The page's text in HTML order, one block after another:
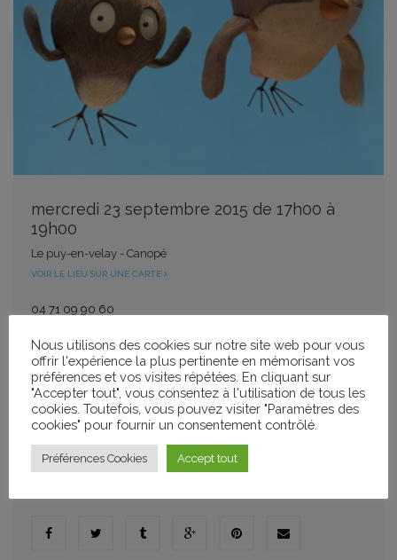
mercredi 23 septembre 2015 de 17h00 à
19h00
Le puy-en-velay - Canopé
VOIR LE LIEU SUR UNE CARTE
04 71 09 90 60
AJOUTER À MON CALENDRIER
+ GOOGLE CALENDAR + ICAL IMPORT
Nous utilisons des cookies sur notre site web pour vous
offrir l'expérience la plus pertinente en mémorisant vos
préférences et vos visites répétées. En cliquant sur
"Accepter tout", vous consentez à l'utilisation de tous les
cookies. Toutefois, vous pouvez visiter "Paramètres des
cookies" pour fournir un consentement contrôlé.
Préférences Cookies Accept tout